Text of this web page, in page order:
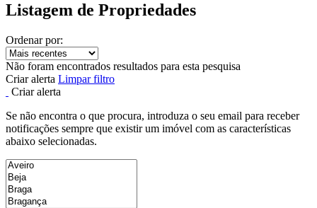
Listagem de Propriedades
Ordenar por:
Não foram encontrados resultados para esta pesquisa
Criar alerta Limpar filtro
Criar alerta
Se não encontra o que procura, introduza o seu email para receber
notificações sempre que existir um imóvel com as características
abaixo selecionadas.